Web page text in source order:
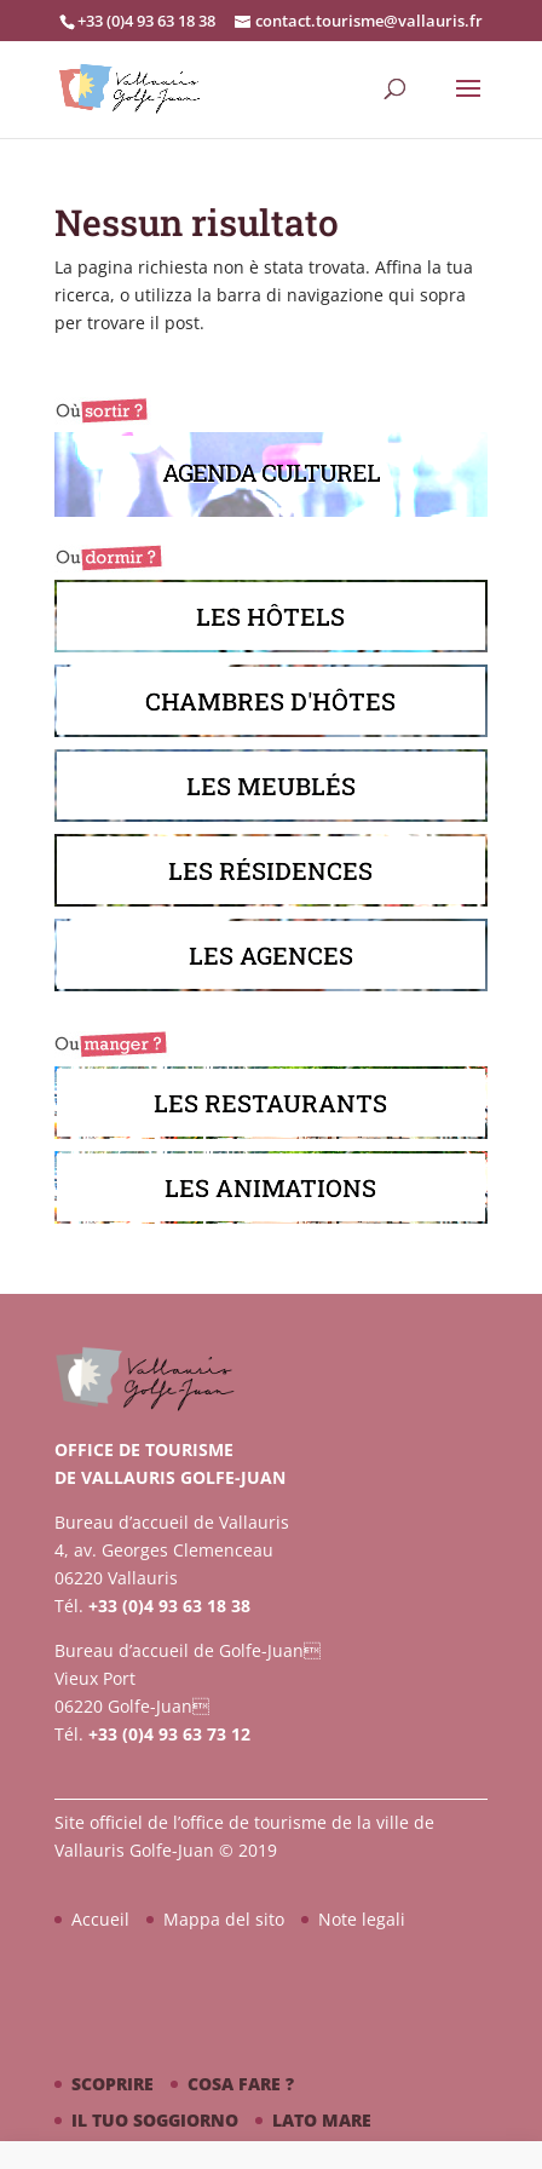
+33 (0)4 93 63 18 38 contact.tourisme@vallauris.fr
Nessun risultato
La pagina richiesta non è stata trovata. Affina la tua
ricerca, o utilizza la barra di navigazione qui sopra
per trovare il post.
AGENDA CULTUREL
LES HÔTELS
CHAMBRES D'HÔTES
LES MEUBLÉS
LES RÉSIDENCES
LES AGENCES
LES RESTAURANTS
LES ANIMATIONS
OFFICE DE TOURISME
DE VALLAURIS GOLFE-JUAN
Bureau d’accueil de Vallauris
4, av. Georges Clemenceau
06220 Vallauris
Tél. +33 (0)4 93 63 18 38
Bureau d’accueil de Golfe-Juan
Vieux Port
06220 Golfe-Juan
Tél. +33 (0)4 93 63 73 12
Site officiel de l’office de tourisme de la ville de
Vallauris Golfe-Juan © 2019
Accueil Mappa del sito Note legali
SCOPRIRE
COSA FARE ?
IL TUO SOGGIORNO
LATO MARE